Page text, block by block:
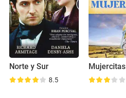
Norte y Sur
8.5
Mujercitas